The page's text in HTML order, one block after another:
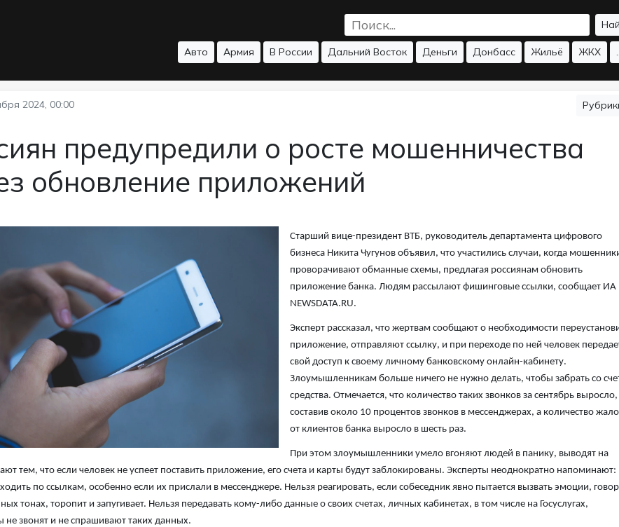
Авто Армия В России Дальний Восток Деньги Донбасс Жильё ЖКХ
2024, 00:00
предупредили о росте мошенничества
обновление приложений
Старший вице-президент ВТБ, руководитель департамента цифрового
бизнеса Никита Чугунов объявил, что участились случаи, когда
проворачивают обманные схемы, предлагая россиянам обновить
приложение банка. Людям рассылают фишинговые ссылки, сообщает ИА
NEWSDATA.RU.
Эксперт рассказал, что жертвам сообщают о необходимости
приложение, отправляют ссылку, и при переходе по ней человек
свой доступ к своему личному банковскому онлайн-кабинету.
Злоумышленникам больше ничего не нужно делать, чтобы забрать со
средства. Отмечается, что количество таких звонков за сентябрь выросло,
составив около 10 процентов звонков в мессенджерах, а количество
от клиентов банка выросло в шесть раз.
При этом злоумышленники умело вгоняют людей в панику, выводят на
тем, что если человек не успеет поставить приложение, его счета и карты будут заблокированы. Эксперты неоднократно напоминают:
по ссылкам, особенно если их прислали в мессенджере. Нельзя реагировать, если собеседник явно пытается вызвать эмоции,
тонах, торопит и запугивает. Нельзя передавать кому-либо данные о своих счетах, личных кабинетах, в том числе на Госуслугах,
не звонят и не спрашивают таких данных.